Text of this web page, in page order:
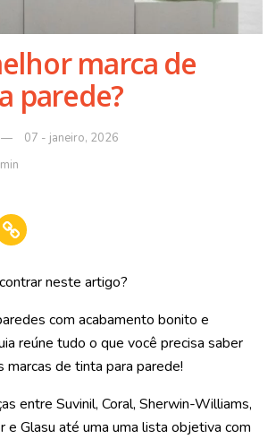
marca de
parede?
07 - janeiro, 2026
neste artigo?
com acabamento bonito e
reúne tudo o que você precisa saber
marcas de tinta para parede!
entre Suvinil, Coral, Sherwin-Williams,
e Glasu até uma uma lista objetiva com